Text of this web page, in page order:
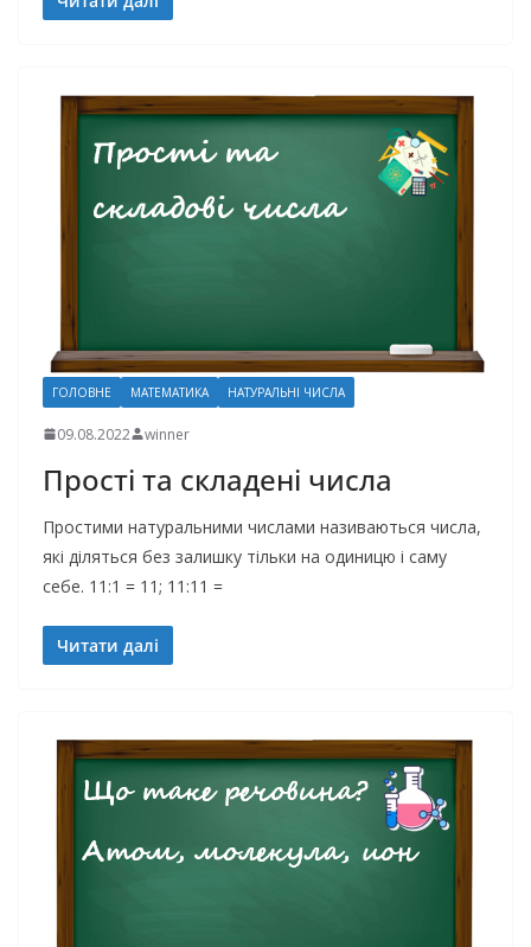
ГОЛОВНЕ МАТЕМАТИКА НАТУРАЛЬНІ ЧИСЛА
09.08.2022 winner
Прості та складені числа
Простими натуральними числами називаються числа,
які діляться без залишку тільки на одиницю і саму
себе. 11:1 = 11; 11:11 =
Читати далі